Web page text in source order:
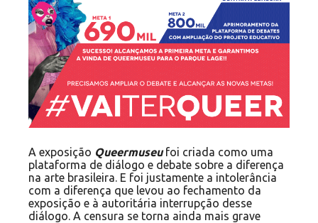
A exposição Queermuseufoi criada como uma
plataforma de diálogo e debate sobre a diferença
na arte brasileira. E foi justamente a intolerância
com a diferença que levou ao fechamento da
exposição e à autoritária interrupção desse
diálogo. A censura se torna ainda mais grave